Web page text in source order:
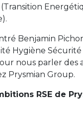
Benjamin
Hygiène
nous parler des
Prysmian Group.
RSE de